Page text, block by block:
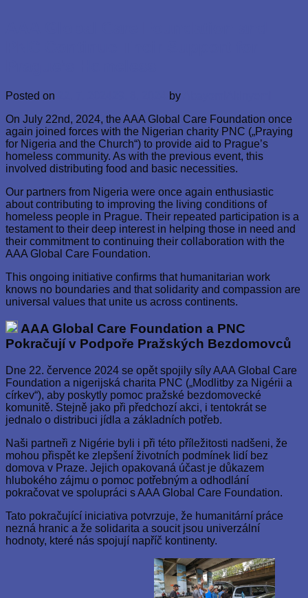
Posted on by
On July 22nd, 2024, the AAA Global Care Foundation once
again joined forces with the Nigerian charity PNC („Praying
for Nigeria and the Church“) to provide aid to Prague’s
homeless community. As with the previous event, this
involved distributing food and basic necessities.
Our partners from Nigeria were once again enthusiastic
about contributing to improving the living conditions of
homeless people in Prague. Their repeated participation is a
testament to their deep interest in helping those in need and
their commitment to continuing their collaboration with the
AAA Global Care Foundation.
This ongoing initiative confirms that humanitarian work
knows no boundaries and that solidarity and compassion are
universal values that unite us across continents.
AAA Global Care Foundation a PNC
Pokračují v Podpoře Pražských Bezdomovců
Dne 22. července 2024 se opět spojily síly AAA Global Care
Foundation a nigerijská charita PNC („Modlitby za Nigérii a
církev“), aby poskytly pomoc pražské bezdomovecké
komunitě. Stejně jako při předchozí akci, i tentokrát se
jednalo o distribuci jídla a základních potřeb.
Naši partneři z Nigérie byli i při této příležitosti nadšeni, že
mohou přispět ke zlepšení životních podmínek lidí bez
domova v Praze. Jejich opakovaná účast je důkazem
hlubokého zájmu o pomoc potřebným a odhodlání
pokračovat ve spolupráci s AAA Global Care Foundation.
Tato pokračující iniciativa potvrzuje, že humanitární práce
nezná hranic a že solidarita a soucit jsou univerzální
hodnoty, které nás spojují napříč kontinenty.